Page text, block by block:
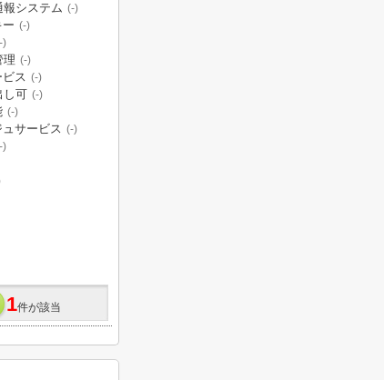
報システム (-)
(-)
)
理 (-)
ス (-)
し可 (-)
(-)
サービス (-)
)
1件が該当